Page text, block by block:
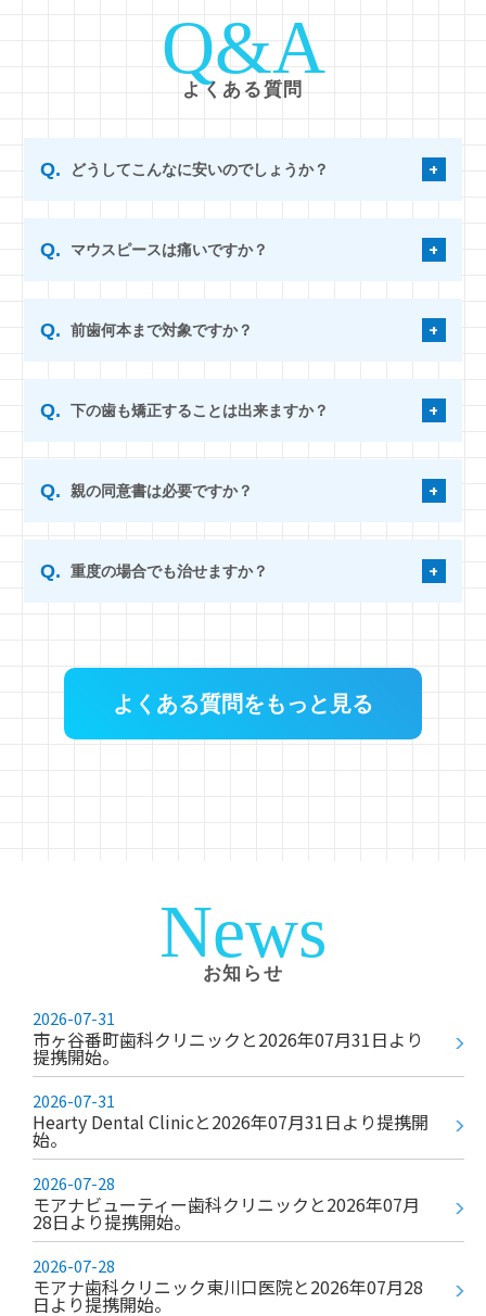
Q&A
よくある質問
どうしてこんなに安いのでしょうか？
マウスピースは痛いですか？
前歯何本まで対象ですか？
下の歯も矯正することは出来ますか？
親の同意書は必要ですか？
重度の場合でも治せますか？
よくある質問をもっと見る
News
お知らせ
2026-07-31
市ヶ谷番町歯科クリニックと2026年07⽉31⽇より
提携開始。
2026-07-31
Hearty Dental Clinicと2026年07⽉31⽇より提携開
始。
2026-07-28
モアナビューティー歯科クリニックと2026年07⽉
28⽇より提携開始。
2026-07-28
モアナ歯科クリニック東川口医院と2026年07⽉28
⽇より提携開始。